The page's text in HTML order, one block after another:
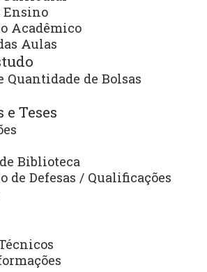
Ensino
Acadêmico
Aulas
Quantidade de Bolsas
e Teses
Biblioteca
de Defesas / Qualificações
de curso -
Relatório Parcial e
DOCÊNCIA
Solicitação de
Estágio de Docência -
S
Estágio de Docência -